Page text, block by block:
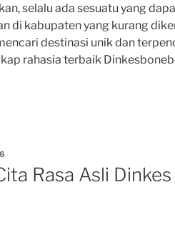
selalu ada sesuatu yang
di kabupaten yang kurang
destinasi unik dan
rahasia terbaik
Rasa Asli